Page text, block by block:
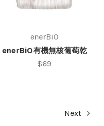
enerBiO
enerBiO有機無核葡萄乾
$69
Next